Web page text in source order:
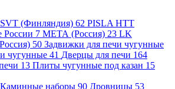
SVT (Финляндия) 62 PISLA HTT
России 7 МЕТА (Россия) 23 LK
50 Задвижки для печи чугунные
чугунные 41 Дверцы для печи 164
13 Плиты чугунные под казан 15
Каминные наборы 90 Дровницы 53